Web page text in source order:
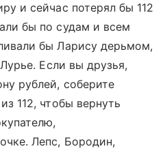
и сейчас потерял бы 112
бы по судам и всем
бы Ларису дерьмом,
Если вы друзья,
рублей, соберите
112, чтобы вернуть
Лепс, Бородин,